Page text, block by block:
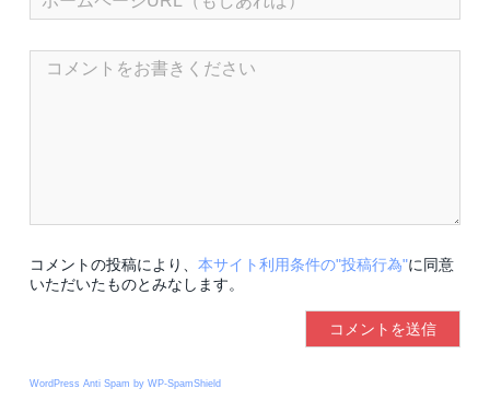
コメントの投稿により、 本サイト利用条件の"投稿行為"に同意
いただいたものとみなします。
WordPress Anti Spam by WP-SpamShield